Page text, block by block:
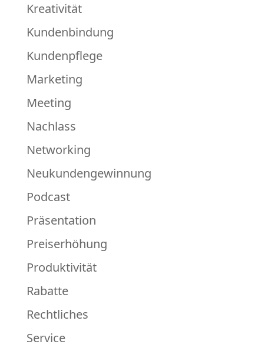
Kreativität
Kundenbindung
Kundenpflege
Marketing
Meeting
Nachlass
Networking
Neukundengewinnung
Podcast
Präsentation
Preiserhöhung
Produktivität
Rabatte
Rechtliches
Service